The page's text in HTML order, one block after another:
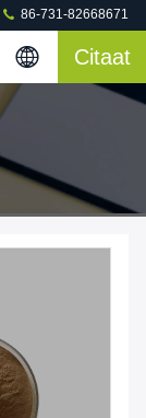
86-731-82668671
Citaat